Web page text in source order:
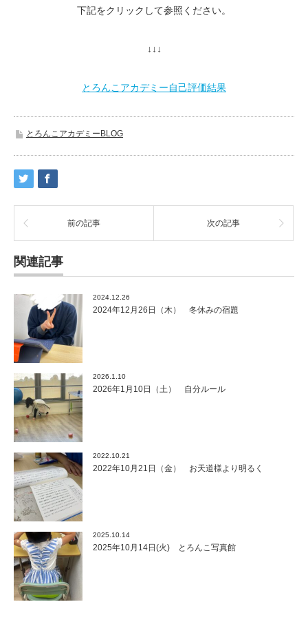
下記をクリックして参照ください。
↓↓↓
とろんこアカデミー自己評価結果
とろんこアカデミーBLOG
前の記事 次の記事
関連記事
2024.12.26
2024年12月26日（木） 冬休みの宿題
2026.1.10
2026年1月10日（土） 自分ルール
2022.10.21
2022年10月21日（金） お天道様より明るく
2025.10.14
2025年10月14日(火) とろんこ写真館